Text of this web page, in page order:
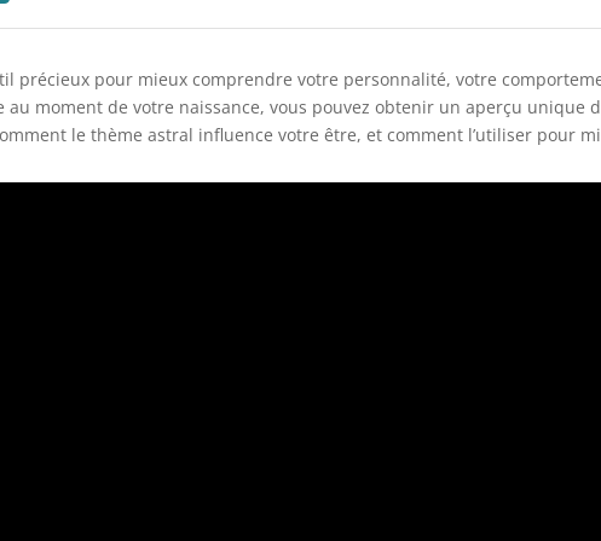
précieux pour mieux comprendre votre personnalité, votre
au moment de votre naissance, vous pouvez obtenir un aperçu unique
le thème astral influence votre être, et comment l’utiliser pour